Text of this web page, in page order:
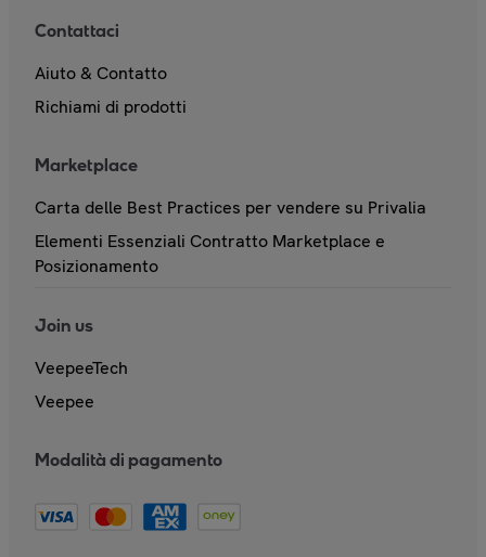
Contattaci
Aiuto & Contatto
Richiami di prodotti
Marketplace
Carta delle Best Practices per vendere su Privalia
Elementi Essenziali Contratto Marketplace e
Posizionamento
Join us
VeepeeTech
Veepee
Modalità di pagamento